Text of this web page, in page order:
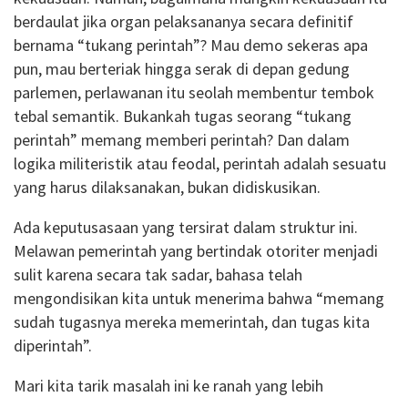
berdaulat jika organ pelaksananya secara definitif
bernama “tukang perintah”? Mau demo sekeras apa
pun, mau berteriak hingga serak di depan gedung
parlemen, perlawanan itu seolah membentur tembok
tebal semantik. Bukankah tugas seorang “tukang
perintah” memang memberi perintah? Dan dalam
logika militeristik atau feodal, perintah adalah sesuatu
yang harus dilaksanakan, bukan didiskusikan.
Ada keputusasaan yang tersirat dalam struktur ini.
Melawan pemerintah yang bertindak otoriter menjadi
sulit karena secara tak sadar, bahasa telah
mengondisikan kita untuk menerima bahwa “memang
sudah tugasnya mereka memerintah, dan tugas kita
diperintah”.
Mari kita tarik masalah ini ke ranah yang lebih